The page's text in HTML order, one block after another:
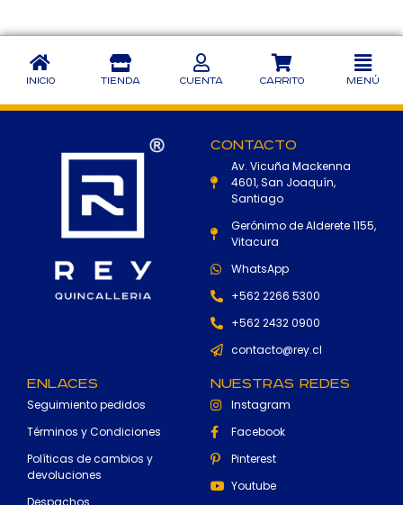
Inicio Tienda Cuenta Carrito Menú
Contacto
Av. Vicuña Mackenna
4601, San Joaquín,
Santiago
Gerónimo de Alderete 1155,
Vitacura
WhatsApp
+562 2266 5300
+562 2432 0900
contacto@rey.cl
Enlaces
Seguimiento pedidos
Términos y Condiciones
Políticas de cambios y
devoluciones
Despachos
Nuestras Redes
Instagram
Facebook
Pinterest
Youtube